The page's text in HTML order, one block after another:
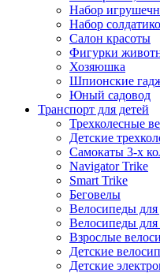
Набор
Набор
Салон красоты
Фигурки
Хозяюшка
Шпионские
Юный садовод
Транспорт для детей
Трехколесные
Детские
Самокаты 3-х
Navigator Trike
Smart Trike
Беговелы
Велосипеды для
Велосипеды для
Взрослые
Детские
Детские